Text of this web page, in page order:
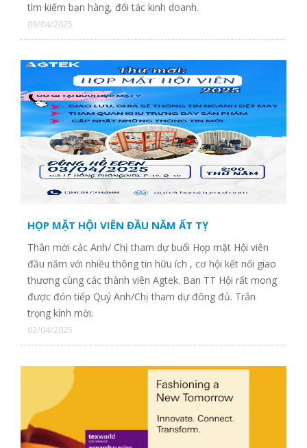
CTY TNHH SX TM VÀ ĐẦU TƯ THÀNH CÔNG
tìm kiếm bạn hàng, đối tác kinh doanh.
09/04/2025
HỌP MẶT HỘI VIÊN ĐẦU NĂM ẤT TỴ
Thân mời các Anh/ Chị tham dự buổi Họp mặt Hội viên
đầu năm với nhiều thông tin hữu ích , cơ hội kết nối giao
thương cùng các thành viên Agtek. Ban TT Hội rất mong
được đón tiếp Quý Anh/Chị tham dự đông đủ. Trân
trọng kính mời.
02/04/2025